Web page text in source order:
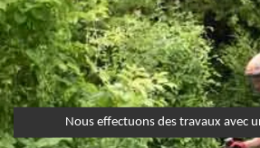
Nous effectuons des travaux avec